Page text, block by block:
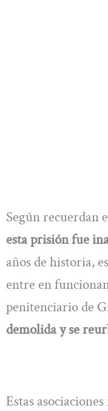
Según recuerdan
esta prisión fue
años de historia,
entre en
penitenciario de
demolida y se
Estas